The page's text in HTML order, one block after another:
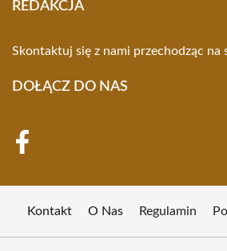
REDAKCJA
Skontaktuj się z nami przechodząc na
DOŁĄCZ DO NAS
Kontakt O Nas Regulamin